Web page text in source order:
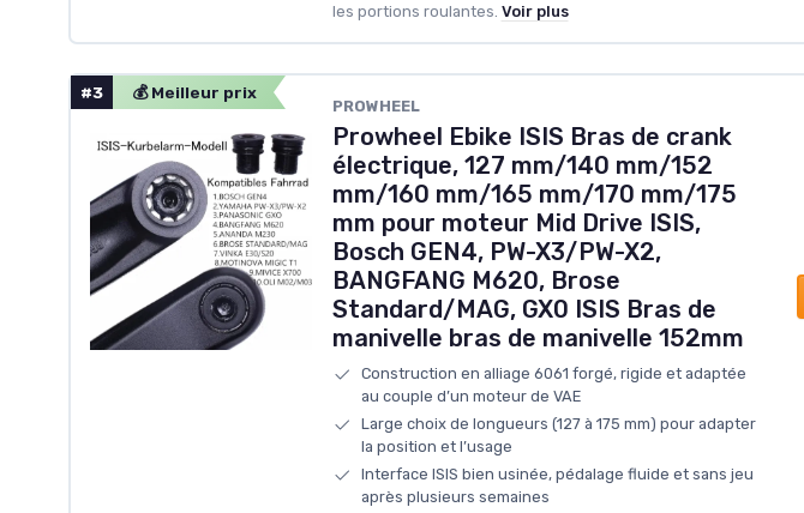
les portions roulantes. Voir plus
#3 💰 Meilleur prix
‎PROWHEEL
Prowheel Ebike ISIS Bras de crank
électrique, 127 mm/140 mm/152
mm/160 mm/165 mm/170 mm/175
mm pour moteur Mid Drive ISIS,
Bosch GEN4, PW-X3/PW-X2,
BANGFANG M620, Brose
Standard/MAG, GX0 ISIS Bras de
manivelle bras de manivelle 152mm
Construction en alliage 6061 forgé, rigide et adaptée
au couple d’un moteur de VAE
Large choix de longueurs (127 à 175 mm) pour adapter
la position et l’usage
Interface ISIS bien usinée, pédalage fluide et sans jeu
après plusieurs semaines